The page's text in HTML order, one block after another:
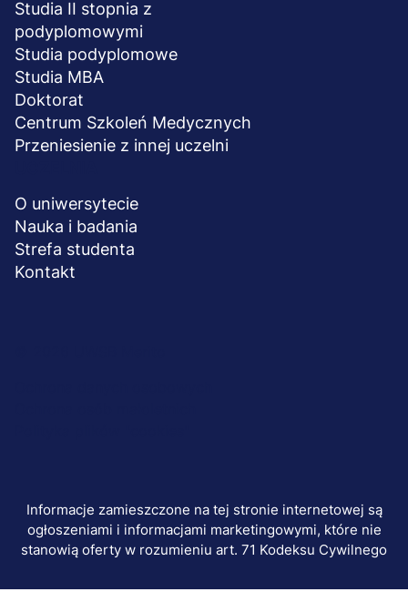
Studia II stopnia z
podyplomowymi
Studia podyplomowe
Studia MBA
Doktorat
Centrum Szkoleń Medycznych
Przeniesienie z innej uczelni
O uniwersytecie
Nauka i badania
Strefa studenta
Kontakt
Informacje zamieszczone na tej stronie internetowej są
ogłoszeniami i informacjami marketingowymi, które nie
stanowią oferty w rozumieniu art. 71 Kodeksu Cywilnego